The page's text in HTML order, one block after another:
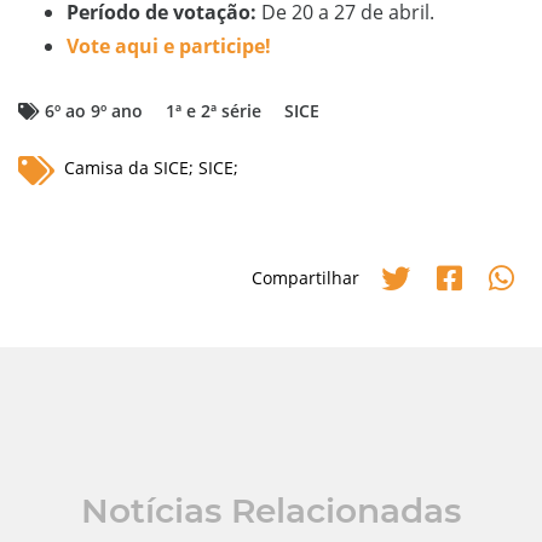
Período de votação: De 20 a 27 de abril.
Vote aqui e participe!
6º ao 9º ano 1ª e 2ª série SICE
Camisa da SICE; SICE;
Compartilhar
Notícias Relacionadas